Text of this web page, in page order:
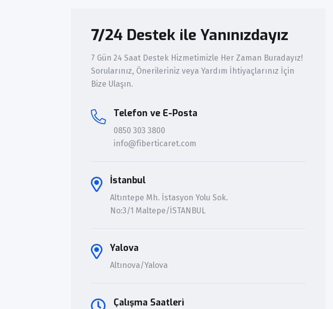
7/24 Destek ile Yanınızdayız
7 Gün 24 Saat Destek Hizmetimizle Her Zaman Buradayız!
Sorularınız, Önerileriniz veya Yardım İhtiyaçlarınız İçin
Bize Ulaşın.
Telefon ve E-Posta
0850 303 3800
info@fiberticaret.com
İstanbul
Altıntepe Mh. İstasyon Yolu Sok.
No:3/1 Maltepe/İSTANBUL
Yalova
Altınova/Yalova
Çalışma Saatleri